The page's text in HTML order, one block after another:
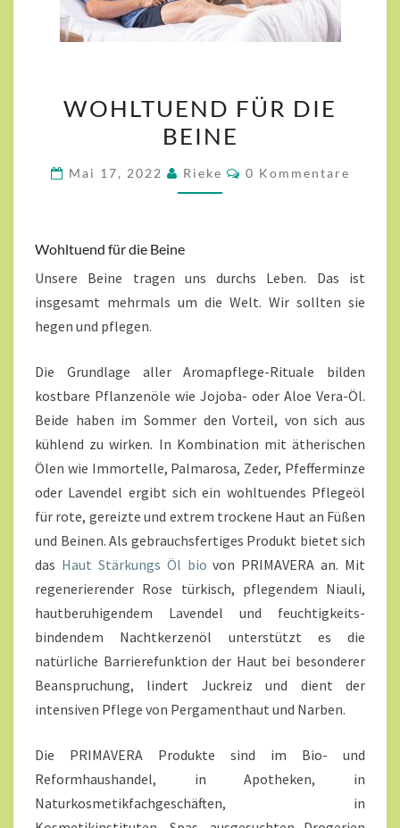
FÜR
DIE
WOHLTUEND FÜR DIE
BEINE
Mai 17, 2022 Rieke Kommentare
0 Kommentare
Wohltuend für die Beine
Unsere Beine tragen uns durchs Leben. Das ist
insgesamt mehrmals um die Welt. Wir sollten sie
hegen und pflegen.
Die Grundlage aller Aromapflege-Rituale bilden
kostbare Pflanzenöle wie Jojoba- oder Aloe Vera-Öl.
Beide haben im Sommer den Vorteil, von sich aus
kühlend zu wirken. In Kombination mit ätherischen
Ölen wie Immortelle, Palmarosa, Zeder, Pfefferminze
oder Lavendel ergibt sich ein wohltuendes Pflegeöl
für rote, gereizte und extrem trockene Haut an Füßen
und Beinen. Als gebrauchsfertiges Produkt bietet sich
das Haut Stärkungs Öl bio von PRIMAVERA an. Mit
regenerierender Rose türkisch, pflegendem Niauli,
hautberuhigendem Lavendel und feuchtigkeits-
bindendem Nachtkerzenöl unterstützt es die
natürliche Barrierefunktion der Haut bei besonderer
Beanspruchung, lindert Juckreiz und dient der
intensiven Pflege von Pergamenthaut und Narben.
Die PRIMAVERA Produkte sind im Bio- und
Reformhaushandel, in Apotheken, in
Naturkosmetikfachgeschäften, in